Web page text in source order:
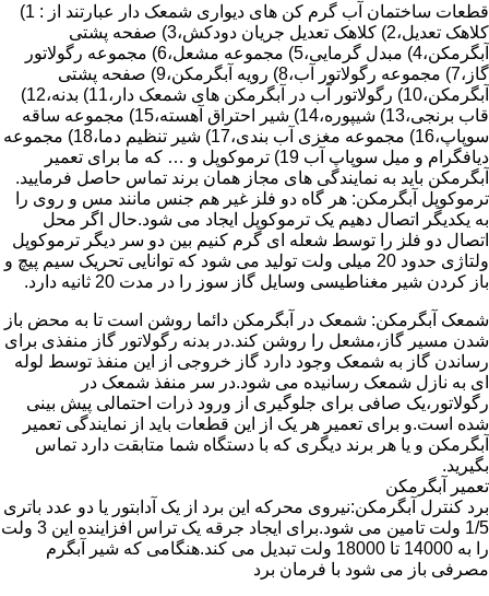
قطعات ساختمان آب گرم کن های دیواری شمعک دار عبارتند از : 1)
کلاهک تعدیل،2) کلاهک تعدیل جریان دودکش،3) صفحه پشتی
آبگرمکن،4) مبدل گرمایی،5) مجموعه مشعل،6) مجموعه رگولاتور
گاز،7) مجموعه رگولاتور آب،8) رویه آبگرمکن،9) صفحه پشتی
آبگرمکن،10) رگولاتور آب در آبگرمکن های شمعک دار،11) بدنه،12)
قاب برنجی،13) شیپوره،14) شیر احتراق آهسته،15) مجموعه ساقه
سوپاپ،16) مجموعه مغزی آب بندی،17) شیر تنظیم دما،18) مجموعه
دیافگرام و میل سوپاپ آب 19) ترموکوپل و … که ما برای تعمیر
آبگرمکن باید به نمایندگی های مجاز همان برند تماس حاصل فرمایید.
ترموکوپل آبگرمکن: هر گاه دو فلز غیر هم جنس مانند مس و روی را
به یکدیگر اتصال دهیم یک ترموکوپل ایجاد می شود.حال اگر محل
اتصال دو فلز را توسط شعله ای گرم کنیم بین دو سر دیگر ترموکوپل
ولتاژی حدود 20 میلی ولت تولید می شود که توانایی تحریک سیم پیچ و
باز کردن شیر مغناطیسی وسایل گاز سوز را در مدت 20 ثانیه دارد.
شمعک آبگرمکن: شمعک در آبگرمکن دائما روشن است تا به محض باز
شدن مسیر گاز،مشعل را روشن کند.در بدنه رگولاتور گاز منفذی برای
رساندن گاز به شمعک وجود دارد گاز خروجی از این منفذ توسط لوله
ای به نازل شمعک رسانیده می شود.در سر منفذ شمعک در
رگولاتور،یک صافی برای جلوگیری از ورود ذرات احتمالی پیش بینی
شده است.و برای تعمیر هر یک از این قطعات باید از نمایندگی تعمیر
آبگرمکن و یا هر برند دیگری که با دستگاه شما متابقت دارد تماس
بگیرید.
تعمیر آبگرمکن
برد کنترل آبگرمکن:نیروی محرکه این برد از یک آدابتور یا دو عدد باتری
1/5 ولت تامین می شود.برای ایجاد جرقه یک تراس افزاینده این 3 ولت
را به 14000 تا 18000 ولت تبدیل می کند.هنگامی که شیر آبگرم
مصرفی باز می شود با فرمان برد